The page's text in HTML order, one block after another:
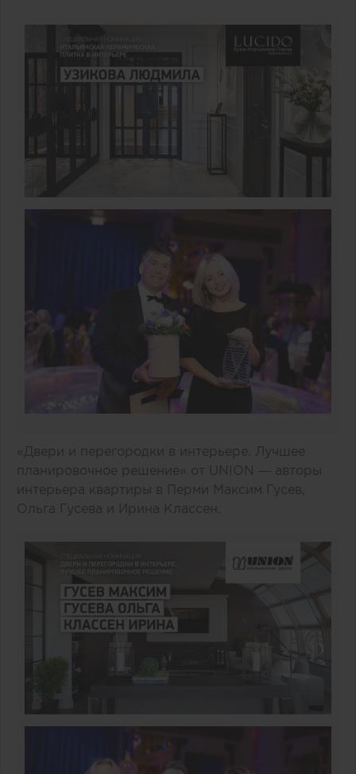
«Двери и перегородки в интерьере. Лучшее
планировочное решение» от UNION — авторы
интерьера квартиры в Перми Максим Гусев,
Ольга Гусева и Ирина Классен.